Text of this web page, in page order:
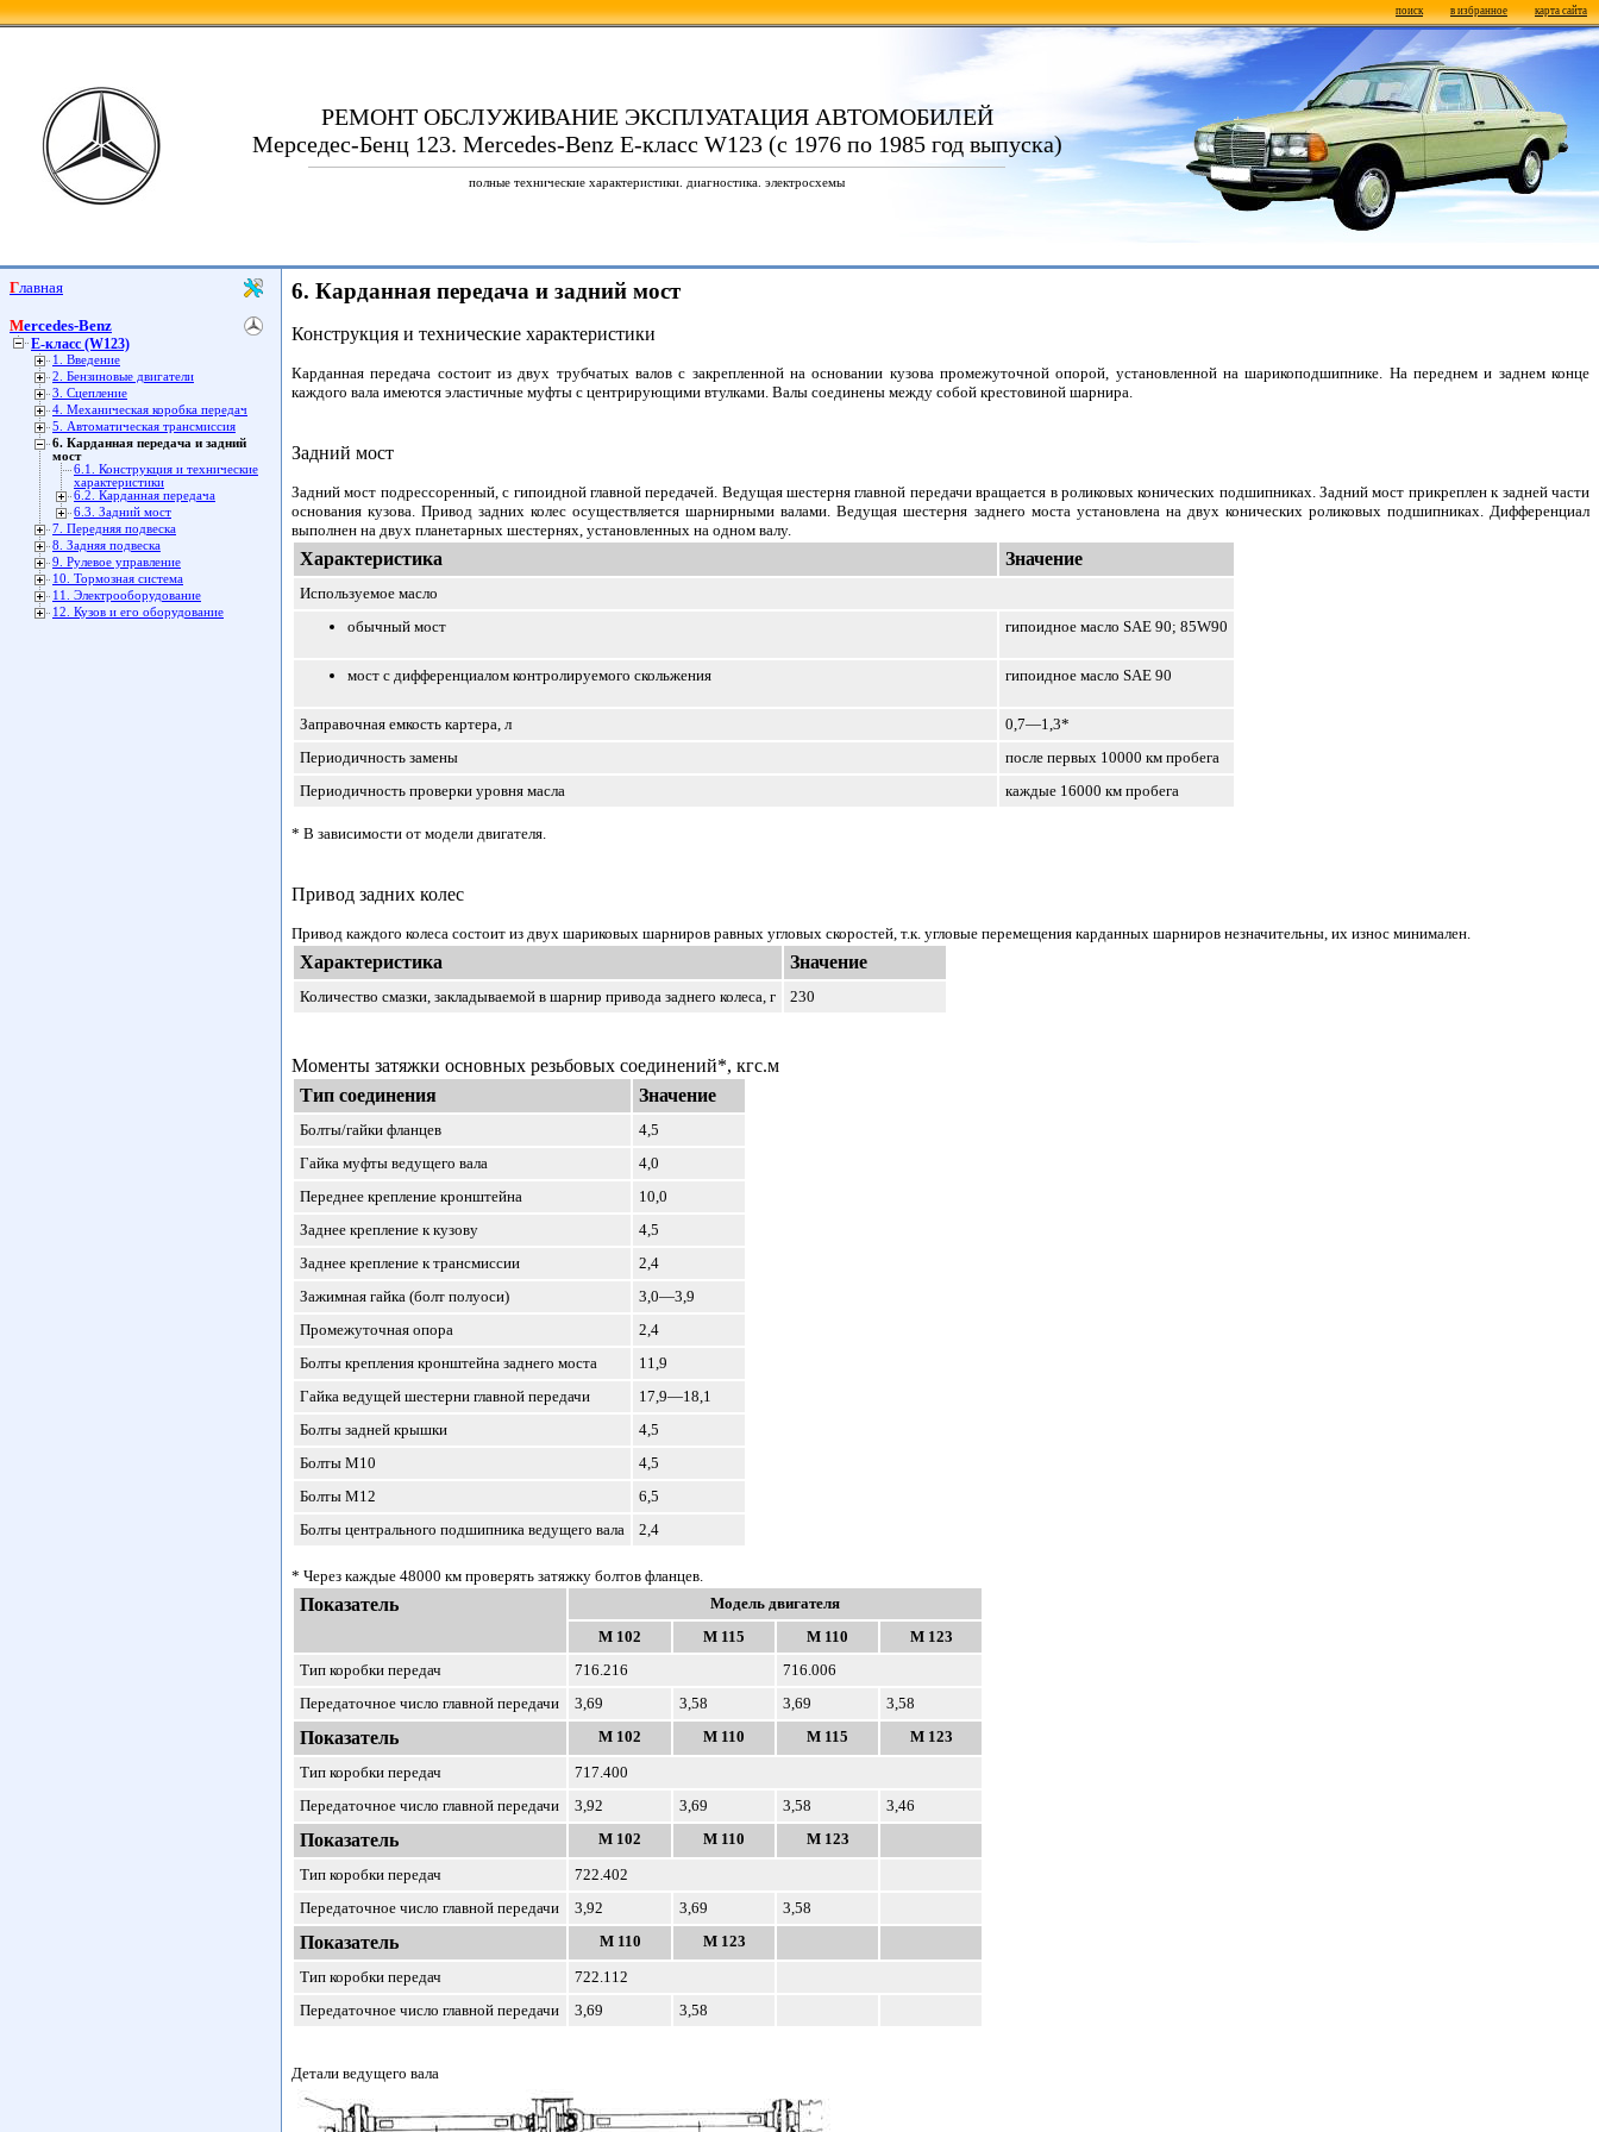
поиск в избранное карта сайта
РЕМОНТ ОБСЛУЖИВАНИЕ ЭКСПЛУАТАЦИЯ АВТОМОБИЛЕЙ
Мерседес-Бенц 123. Mercedes-Benz E-класс W123 (с 1976 по 1985 год выпуска)
полные технические характеристики. диагностика. электросхемы
Главная
Mercedes-Benz
E-класс (W123)
1. Введение
2. Бензиновые двигатели
3. Сцепление
4. Механическая коробка передач
5. Автоматическая трансмиссия
6. Карданная передача и задний
мост
6.1. Конструкция и технические
характеристики
6.2. Карданная передача
6.3. Задний мост
7. Передняя подвеска
8. Задняя подвеска
9. Рулевое управление
10. Тормозная система
11. Электрооборудование
12. Кузов и его оборудование
6. Карданная передача и задний мост
Конструкция и технические характеристики
Карданная передача состоит из двух трубчатых валов с закрепленной на основании кузова промежуточной опорой, установленной на шарикоподшипнике. На переднем и заднем конце
каждого вала имеются эластичные муфты с центрирующими втулками. Валы соединены между собой крестовиной шарнира.
Задний мост
Задний мост подрессоренный, с гипоидной главной передачей. Ведущая шестерня главной передачи вращается в роликовых конических подшипниках. Задний мост прикреплен к задней части
основания кузова. Привод задних колес осуществляется шарнирными валами. Ведущая шестерня заднего моста установлена на двух конических роликовых подшипниках. Дифференциал
выполнен на двух планетарных шестернях, установленных на одном валу.
Характеристика Значение
Используемое масло
обычный мост
гипоидное масло SAE 90; 85W90
мост с дифференциалом контролируемого скольжения гипоидное масло SAE 90
Заправочная емкость картера, л
0,7—1,3*
Периодичность замены
после первых 10000 км пробега
Периодичность проверки уровня масла
каждые 16000 км пробега
* В зависимости от модели двигателя.
Привод задних колес
Привод каждого колеса состоит из двух шариковых шарниров равных угловых скоростей, т.к. угловые перемещения карданных шарниров незначительны, их износ минимален.
Характеристика Значение
Количество смазки, закладываемой в шарнир привода заднего колеса, г 230
Моменты затяжки основных резьбовых соединений*, кгс.м
Тип соединения
Значение
Болты/гайки фланцев
4,5
Гайка муфты ведущего вала
4,0
Переднее крепление кронштейна
10,0
Заднее крепление к кузову
4,5
Заднее крепление к трансмиссии
2,4
Зажимная гайка (болт полуоси)
3,0—3,9
Промежуточная опора
2,4
Болты крепления кронштейна заднего моста
11,9
Гайка ведущей шестерни главной передачи
17,9—18,1
Болты задней крышки
4,5
Болты М10
4,5
Болты М12
6,5
Болты центрального подшипника ведущего вала
2,4
* Через каждые 48000 км проверять затяжку болтов фланцев.
Показатель
Модель двигателя
М 102
М 115 М 110
М 123
Тип коробки передач
716.216
716.006
Передаточное число главной передачи
3,69 3,58 3,69 3,58
Показатель М 102 М 110 М 115
М 123
Тип коробки передач
717.400
Передаточное число главной передачи
3,92 3,69 3,58 3,46
Показатель М 102 М 110
М 123
Тип коробки передач
722.402
Передаточное число главной передачи
3,92 3,69 3,58
Показатель М 110
М 123
Тип коробки передач
722.112
Передаточное число главной передачи
3,69 3,58
Детали ведущего вала